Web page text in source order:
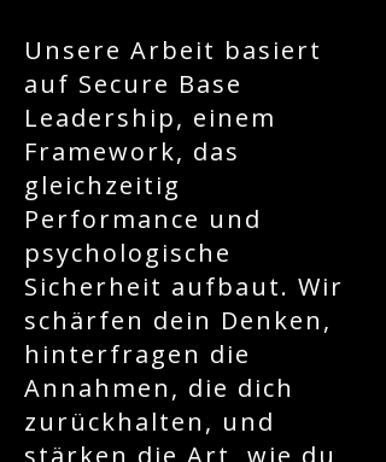
Unsere Arbeit basiert
auf Secure Base
Leadership, einem
Framework, das
gleichzeitig
Performance und
psychologische
Sicherheit aufbaut. Wir
schärfen dein Denken,
hinterfragen die
Annahmen, die dich
zurückhalten, und
stärken die Art, wie du